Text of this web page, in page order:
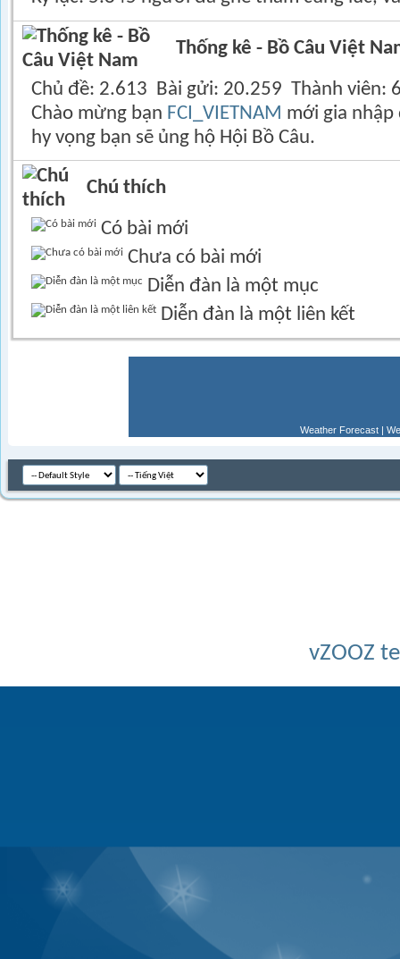
Thống kê - Bồ Câu Việt
Chủ đề 2.613 Bài gửi 20.259 Thành viên
Chào mừng bạn FCI_VIETNAM mới gia nhập
hy vọng bạn sẽ ủng hộ Hội Bồ Câu.
Chú thích
Có bài mới
Chưa có bài mới
Diễn đàn là một mục
Diễn đàn là một liên kết
Weather Forecast |
vZOOZ